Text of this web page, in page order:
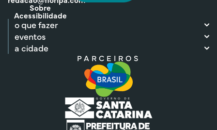
Sobre
Acessibilidade
o que fazer
eventos
a cidade
PARCEIROS